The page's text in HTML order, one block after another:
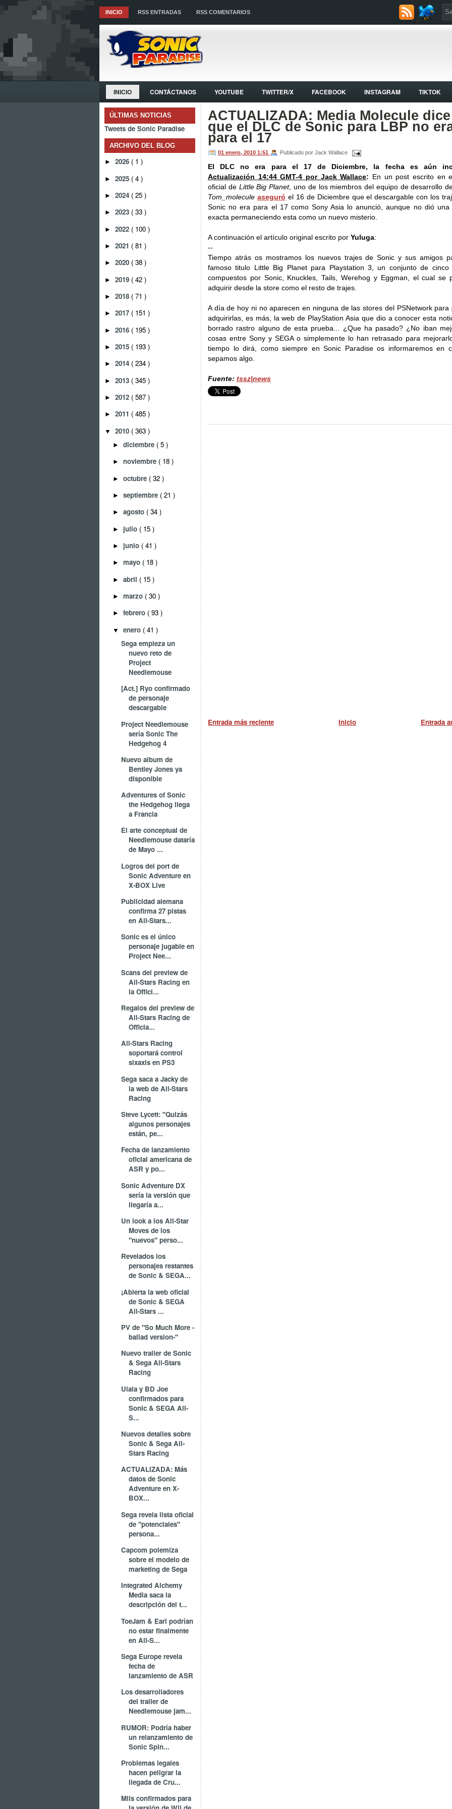
INICIO RSS ENTRADAS RSS COMENTARIOS
INICIO CONTÁCTANOS YOUTUBE TWITTER/X FACEBOOK INSTAGRAM TIKTOK
ÚLTIMAS NOTICIAS
Tweets de Sonic Paradise
ARCHIVO DEL BLOG
► 2026 ( 1 )
► 2025 ( 4 )
► 2024 ( 25 )
► 2023 ( 33 )
► 2022 ( 100 )
► 2021 ( 81 )
► 2020 ( 38 )
► 2019 ( 42 )
► 2018 ( 71 )
► 2017 ( 151 )
► 2016 ( 195 )
► 2015 ( 193 )
► 2014 ( 234 )
► 2013 ( 345 )
► 2012 ( 587 )
► 2011 ( 485 )
▼ 2010 ( 363 )
► diciembre ( 5 )
► noviembre ( 18 )
► octubre ( 32 )
► septiembre ( 21 )
► agosto ( 34 )
► julio ( 15 )
► junio ( 41 )
► mayo ( 18 )
► abril ( 15 )
► marzo ( 30 )
► febrero ( 93 )
▼ enero ( 41 )
Sega empieza un
nuevo reto de
Project
Needlemouse
[Act.] Ryo confirmado
de personaje
descargable
Project Needlemouse
sería Sonic The
Hedgehog 4
Nuevo album de
Bentley Jones ya
disponible
Adventures of Sonic
the Hedgehog llega
a Francia
El arte conceptual de
Needlemouse dataría
de Mayo ...
Logros del port de
Sonic Adventure en
X-BOX Live
Publicidad alemana
confirma 27 pistas
en All-Stars...
Sonic es el único
personaje jugable en
Project Nee...
Scans del preview de
All-Stars Racing en
la Offici...
Regalos del preview de
All-Stars Racing de
Officia...
All-Stars Racing
soportará control
sixaxis en PS3
Sega saca a Jacky de
la web de All-Stars
Racing
Steve Lycett: "Quizás
algunos personajes
están, pe...
Fecha de lanzamiento
oficial americana de
ASR y po...
Sonic Adventure DX
sería la versión que
llegaría a...
Un look a los All-Star
Moves de los
"nuevos" perso...
Revelados los
personajes restantes
de Sonic & SEGA...
¡Abierta la web oficial
de Sonic & SEGA
All-Stars ...
PV de "So Much More -
ballad version-"
Nuevo trailer de Sonic
& Sega All-Stars
Racing
Ulala y BD Joe
confirmados para
Sonic & SEGA All-
S...
Nuevos detalles sobre
Sonic & Sega All-
Stars Racing
ACTUALIZADA: Más
datos de Sonic
Adventure en X-
BOX...
Sega revela lista oficial
de "potenciales"
persona...
Capcom polemiza
sobre el modelo de
marketing de Sega
Integrated Alchemy
Media saca la
descripción del t...
ToeJam & Earl podrían
no estar finalmente
en All-S...
Sega Europe revela
fecha de
lanzamiento de ASR
Los desarrolladores
del trailer de
Needlemouse jam...
RUMOR: Podría haber
un relanzamiento de
Sonic Spin...
Problemas legales
hacen peligrar la
llegada de Cru...
Miis confirmados para
ACTUALIZADA: Media Molecule dice
que el DLC de Sonic para LBP no
para el 17
01 enero, 2010 1:51 Publicado por Jack Wallace
El DLC no era para el 17 de Diciembre, la fecha es aún
Actualización 14:44 GMT-4 por Jack Wallace: En un post escrito en
oficial de Little Big Planet, uno de los miembros del equipo de desarrollo
Tom_molecule aseguró el 16 de Diciembre que el descargable con los
Sonic no era para el 17 como Sony Asia lo anunció, aunque no dió una
exacta permaneciendo esta como un nuevo misterio.
A continuación el artículo original escrito por Yuluga:
--
Tiempo atrás os mostramos los nuevos trajes de Sonic y sus amigos
famoso titulo Little Big Planet para Playstation 3, un conjunto de cinco
compuestos por Sonic, Knuckles, Tails, Werehog y Eggman, el cual se
adquirir desde la store como el resto de trajes.
A día de hoy ni no aparecen en ninguna de las stores del PSNetwork para
adquirirlas, es más, la web de PlayStation Asia que dio a conocer esta
borrado rastro alguno de esta prueba... ¿Que ha pasado? ¿No iban
cosas entre Sony y SEGA o simplemente lo han retrasado para
tiempo lo dirá, como siempre en Sonic Paradise os informaremos en
sepamos algo.
Fuente: tssz|news
Entrada más reciente Entrada
Inicio